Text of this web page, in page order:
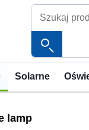
Solarne
lamp